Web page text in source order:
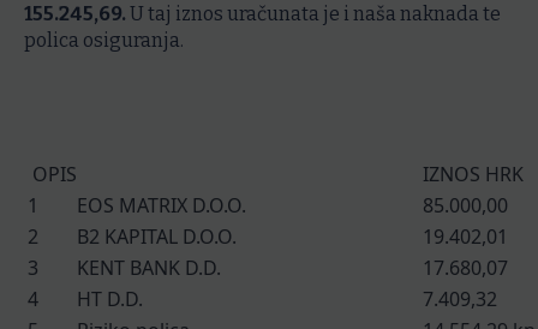
155.245,69. U taj iznos uračunata je i naša naknada te
polica osiguranja.
OPIS
IZNOS HRK
1
EOS MATRIX D.O.O.
85.000,00
2
B2 KAPITAL D.O.O.
19.402,01
3
KENT BANK D.D.
17.680,07
4
HT D.D.
7.409,32